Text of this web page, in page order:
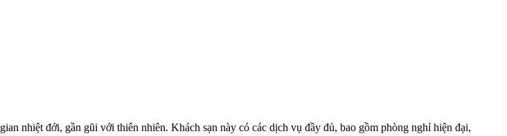
nhiệt đới, gần gũi với thiên nhiên. Khách sạn này có các dịch vụ đầy đủ, bao gồm phòng nghỉ hiện đại,